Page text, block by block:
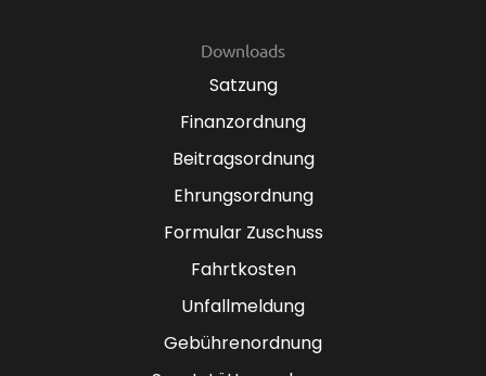
Downloads
Satzung
Finanzordnung
Beitragsordnung
Ehrungsordnung
Formular Zuschuss
Fahrtkosten
Unfallmeldung
Gebührenordnung